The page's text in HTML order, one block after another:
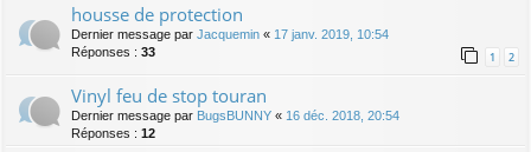
housse de protection
Dernier message par Jacquemin « 17 janv. 2019, 10:54
Réponses : 33 1 2
Vinyl feu de stop touran
Dernier message par BugsBUNNY « 16 déc. 2018, 20:54
Réponses : 12